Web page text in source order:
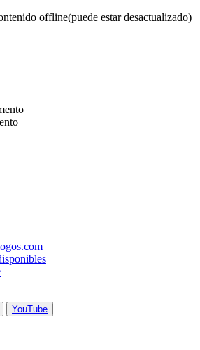
offline(puede estar desactualizado)
YouTube